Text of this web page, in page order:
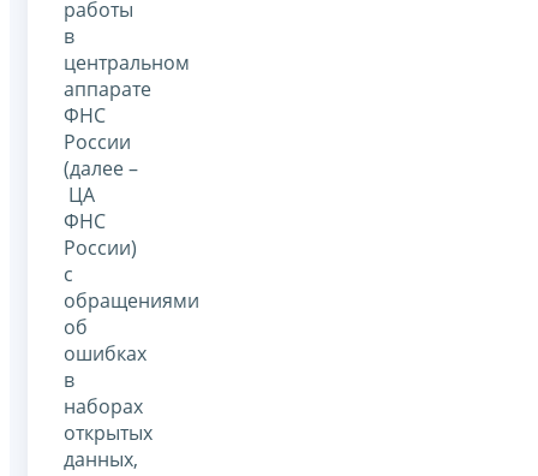
работы
в
центральном
аппарате
ФНС
России
(далее –
ЦА
ФНС
России)
с
обращениями
об
ошибках
в
наборах
открытых
данных,